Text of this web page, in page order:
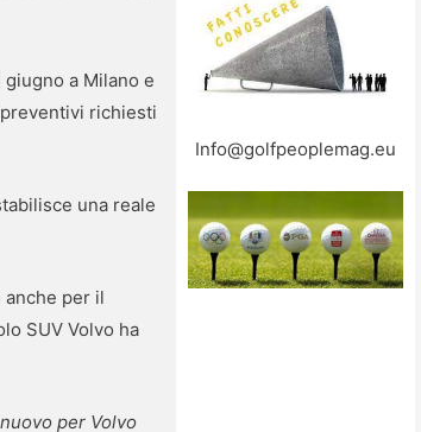
a Milano e
richiesti
una reale
anche per il
SUV Volvo ha
per Volvo
Info@golfpeoplemag.eu